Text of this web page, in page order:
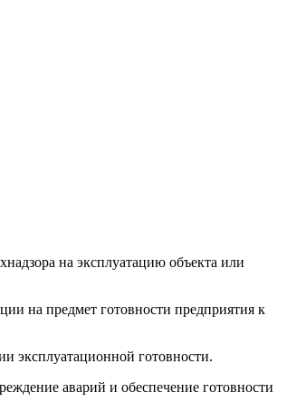
на эксплуатацию объекта или
на предмет готовности предприятия к
эксплуатационной готовности.
аварий и обеспечение готовности